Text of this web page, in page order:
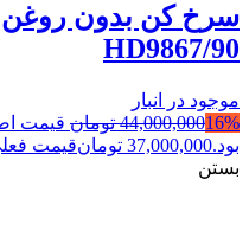
سرخ کن بدون روغن
HD9867/90
موجود در انبار
16%
44,000,000 تومان
بود.37,000,000 تومانقیمت فعلی: 37,000,000
بستن